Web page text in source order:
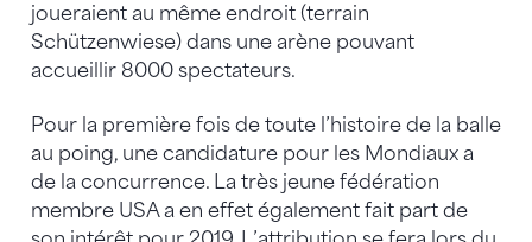
joueraient au même endroit (terrain
Schützenwiese) dans une arène pouvant
accueillir 8000 spectateurs.
Pour la première fois de toute l’histoire de la balle
au poing, une candidature pour les Mondiaux a
de la concurrence. La très jeune fédération
membre USA a en effet également fait part de